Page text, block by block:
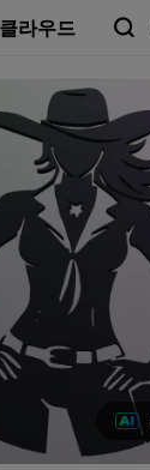
라우드 